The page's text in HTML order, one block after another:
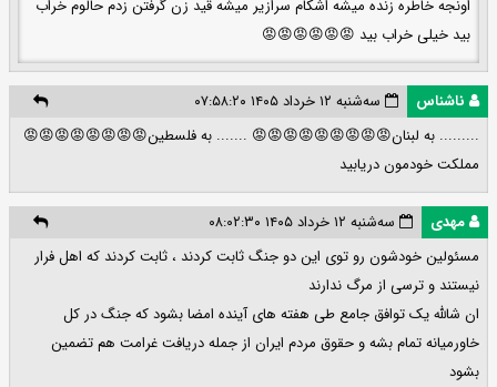
اونجه خاطره زنده میشه اشکام سرازیر میشه قید زن گرفتن زدم حالوم خراب
بید خیلی خراب بید 😡😡😡😡😡😡
ناشناس
سه‌شنبه ۱۲ خرداد ۱۴۰۵ ۰۷:۵۸:۲۰
......... به لبنان😡😡😡😡😡😡😡😡😡 ....... به فلسطین😡😡😡😡😡😡😡😡
مملکت خودمون دریابید
مهدی
سه‌شنبه ۱۲ خرداد ۱۴۰۵ ۰۸:۰۲:۳۰
مسئولین خودشون رو توی این دو جنگ ثابت کردند ، ثابت کردند که اهل فرار
نیستند و ترسی از مرگ ندارند
ان شالله یک توافق جامع طی هفته های آینده امضا بشود که جنگ در کل
خاورمیانه تمام بشه و حقوق مردم ایران از جمله دریافت غرامت هم تضمین
بشود